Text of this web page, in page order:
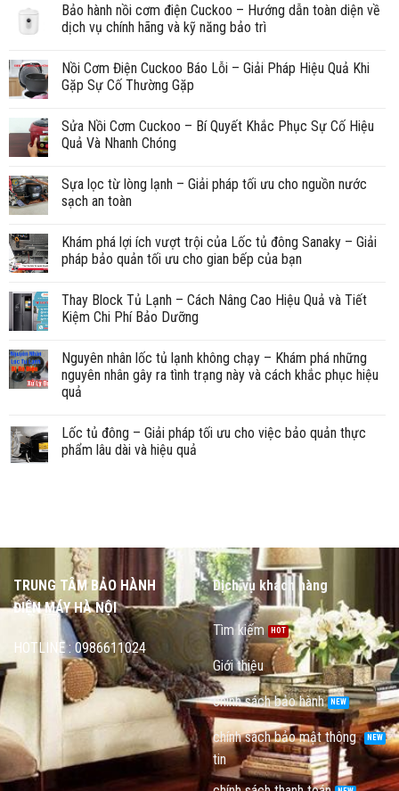
Bảo hành nồi cơm điện Cuckoo – Hướng dẫn toàn diện về
dịch vụ chính hãng và kỹ năng bảo trì
Nồi Cơm Điện Cuckoo Báo Lỗi – Giải Pháp Hiệu Quả Khi
Gặp Sự Cố Thường Gặp
Sửa Nồi Cơm Cuckoo – Bí Quyết Khắc Phục Sự Cố Hiệu
Quả Và Nhanh Chóng
Sựa lọc từ lòng lạnh – Giải pháp tối ưu cho nguồn nước
sạch an toàn
Khám phá lợi ích vượt trội của Lốc tủ đông Sanaky – Giải
pháp bảo quản tối ưu cho gian bếp của bạn
Thay Block Tủ Lạnh – Cách Nâng Cao Hiệu Quả và Tiết
Kiệm Chi Phí Bảo Dưỡng
Nguyên nhân lốc tủ lạnh không chạy – Khám phá những
nguyên nhân gây ra tình trạng này và cách khắc phục hiệu
quả
Lốc tủ đông – Giải pháp tối ưu cho việc bảo quản thực
phẩm lâu dài và hiệu quả
TRUNG TÂM BẢO HÀNH
ĐIỆN MÁY HÀ NỘI
HOTLINE : 0986611024
Dịch vụ khách hàng
Tìm kiếm
Giới thiệu
chính sách bảo hành
chính sách bảo mật thông
tin